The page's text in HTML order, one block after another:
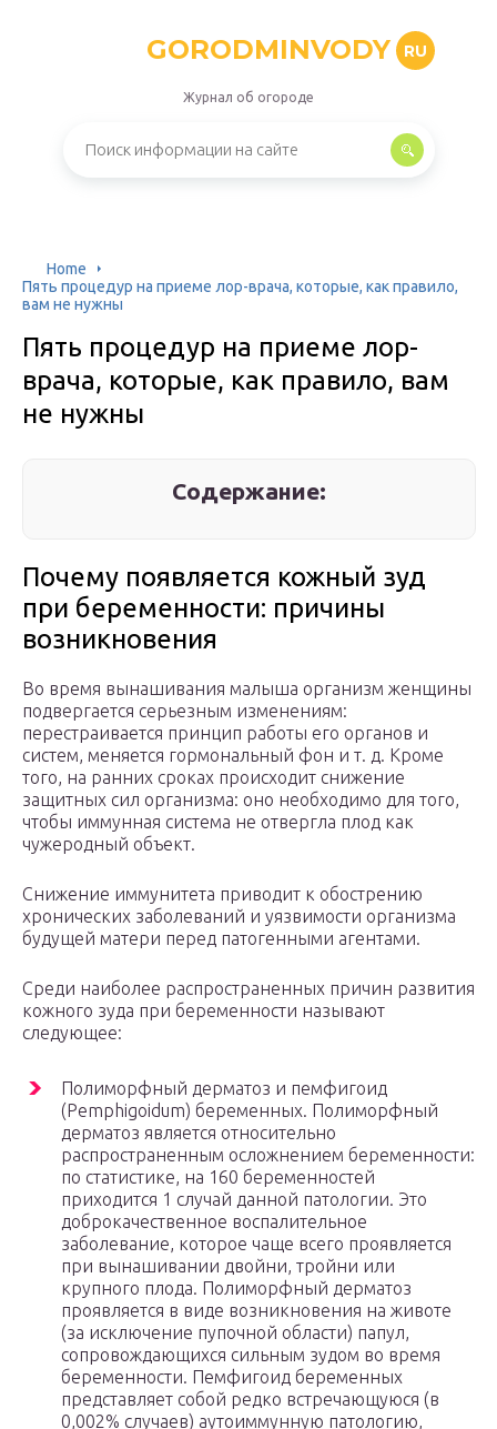
GORODMINVODY RU
Журнал об огороде
Home
Пять процедур на приеме лор-врача, которые, как правило,
вам не нужны
Пять процедур на приеме лор-
врача, которые, как правило, вам
не нужны
Содержание:
Почему появляется кожный зуд
при беременности: причины
возникновения
Во время вынашивания малыша организм женщины
подвергается серьезным изменениям:
перестраивается принцип работы его органов и
систем, меняется гормональный фон и т. д. Кроме
того, на ранних сроках происходит снижение
защитных сил организма: оно необходимо для того,
чтобы иммунная система не отвергла плод как
чужеродный объект.
Снижение иммунитета приводит к обострению
хронических заболеваний и уязвимости организма
будущей матери перед патогенными агентами.
Среди наиболее распространенных причин развития
кожного зуда при беременности называют
следующее:
Полиморфный дерматоз и пемфигоид
(Pemphigoidum) беременных. Полиморфный
дерматоз является относительно
распространенным осложнением беременности:
по статистике, на 160 беременностей
приходится 1 случай данной патологии. Это
доброкачественное воспалительное
заболевание, которое чаще всего проявляется
при вынашивании двойни, тройни или
крупного плода. Полиморфный дерматоз
проявляется в виде возникновения на животе
(за исключение пупочной области) папул,
сопровождающихся сильным зудом во время
беременности. Пемфигоид беременных
представляет собой редко встречающуюся (в
0,002% случаев) аутоиммунную патологию,